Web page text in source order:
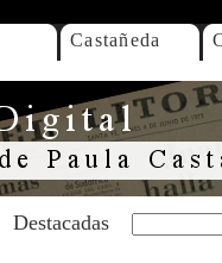
Castañeda
Destacadas